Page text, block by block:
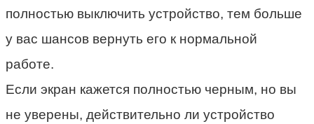
полностью выключить устройство, тем больше
у вас шансов вернуть его к нормальной
работе.
Если экран кажется полностью черным, но вы
не уверены, действительно ли устройство